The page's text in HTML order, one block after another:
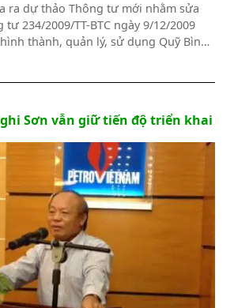
ra dự thảo Thông tư mới nhằm sửa
234/2009/TT-BTC ngày 9/12/2009
thành, quản lý, sử dụng Quỹ Bình
nhiên, dự thảo Thông tư mới, chưa
phí kinh doanh, mức thù lao cho đại
Sơn vẫn giữ tiến độ triển khai